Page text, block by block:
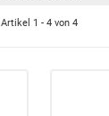
Artikel 1 - 4 von 4